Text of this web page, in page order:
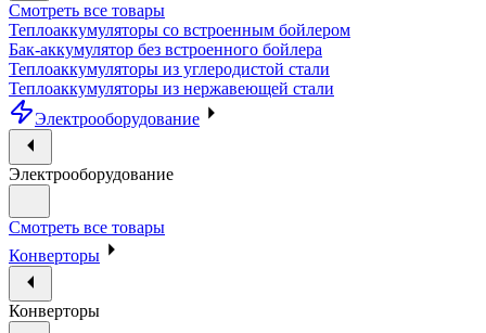
Смотреть все товары
Теплоаккумуляторы со встроенным бойлером
Бак-аккумулятор без встроенного бойлера
Теплоаккумуляторы из углеродистой стали
Теплоаккумуляторы из нержавеющей стали
Электрооборудование
Электрооборудование
Смотреть все товары
Конверторы
Конверторы